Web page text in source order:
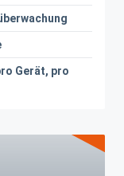
Gerät, pro